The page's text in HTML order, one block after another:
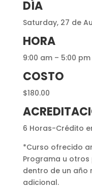
DÍA
Saturday, 27 de
HORA
9:00 am – 5:00 pm
COSTO
$180.00
6 Horas-Crédito
*Curso ofrecido
Programa u otros
dentro de un año
adicional.